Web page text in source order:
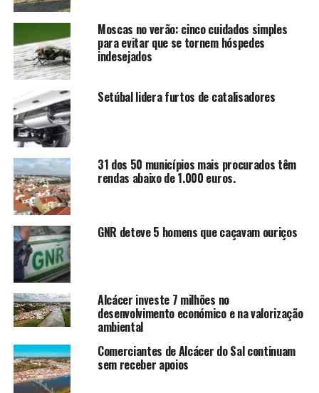
Moscas no verão: cinco cuidados simples
para evitar que se tornem hóspedes
indesejados
Setúbal lidera furtos de catalisadores
31 dos 50 municípios mais procurados têm
rendas abaixo de 1.000 euros.
GNR deteve 5 homens que caçavam ouriços
Alcácer investe 7 milhões no
desenvolvimento económico e na valorização
ambiental
Comerciantes de Alcácer do Sal continuam
sem receber apoios